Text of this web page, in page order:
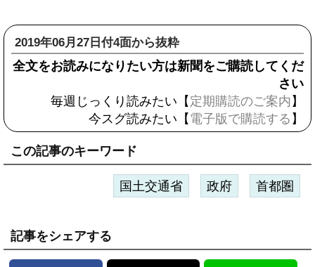
2019年06月27日付4面から抜粋
全文をお読みになりたい方は新聞をご購読してくだ
さい
毎週じっくり読みたい【 定期購読のご案内 】
今スグ読みたい【 電子版で購読する 】
この記事のキーワード
国土交通省 政府 首都圏
記事をシェアする